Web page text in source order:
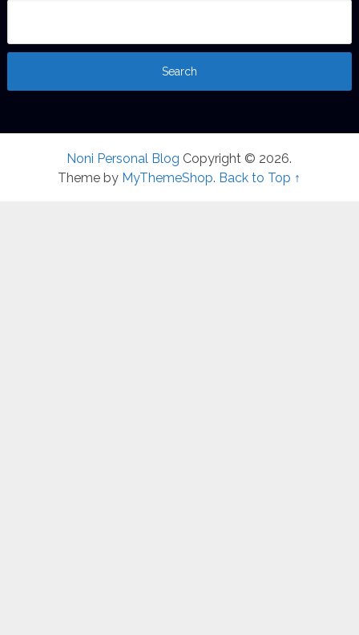
Noni Personal Blog Copyright © 2026.
Theme by MyThemeShop. Back to Top ↑